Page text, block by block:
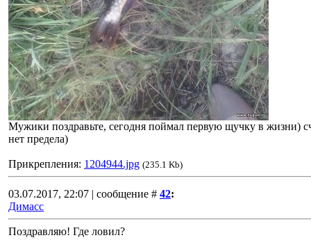
Мужики поздравьте, сегодня поймал первую щучку в жизни)
нет предела)
Прикрепления: 1204944.jpg (235.1 Kb)
03.07.2017, 22:07 | сообщение # 42:
Димасс
Поздравляю! Где ловил?